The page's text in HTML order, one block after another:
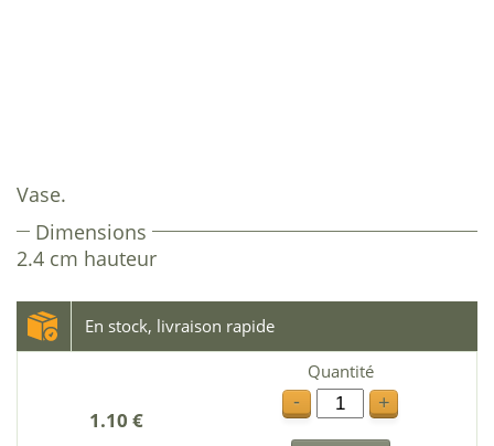
Vase.
Dimensions
2.4 cm hauteur
En stock, livraison rapide
1.10 €
Quantité
-
+